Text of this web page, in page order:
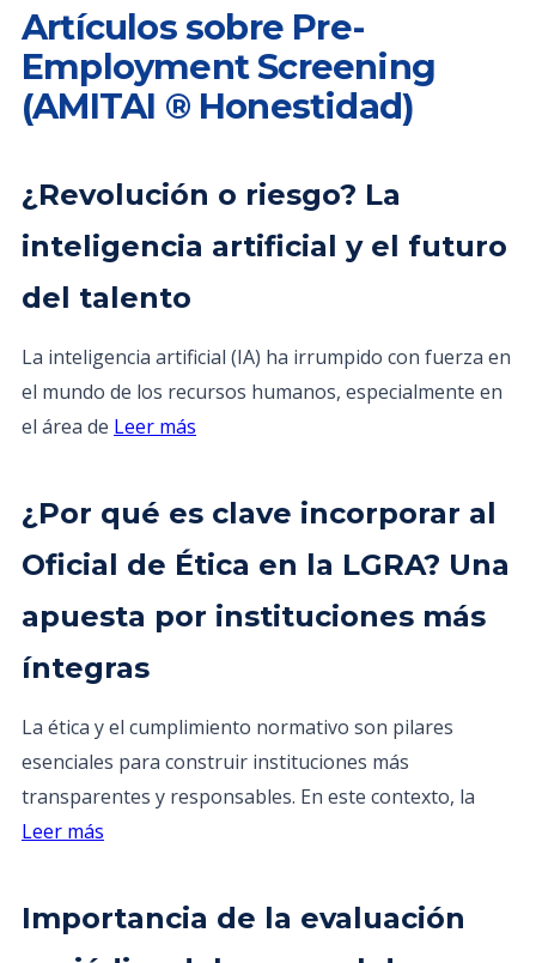
Artículos sobre Pre-
Employment Screening
(AMITAI ® Honestidad)
¿Revolución o riesgo? La
inteligencia artificial y el futuro
del talento
La inteligencia artificial (IA) ha irrumpido con fuerza en
el mundo de los recursos humanos, especialmente en
el área de Leer más
¿Por qué es clave incorporar al
Oficial de Ética en la LGRA? Una
apuesta por instituciones más
íntegras
La ética y el cumplimiento normativo son pilares
esenciales para construir instituciones más
transparentes y responsables. En este contexto, la
Leer más
Importancia de la evaluación